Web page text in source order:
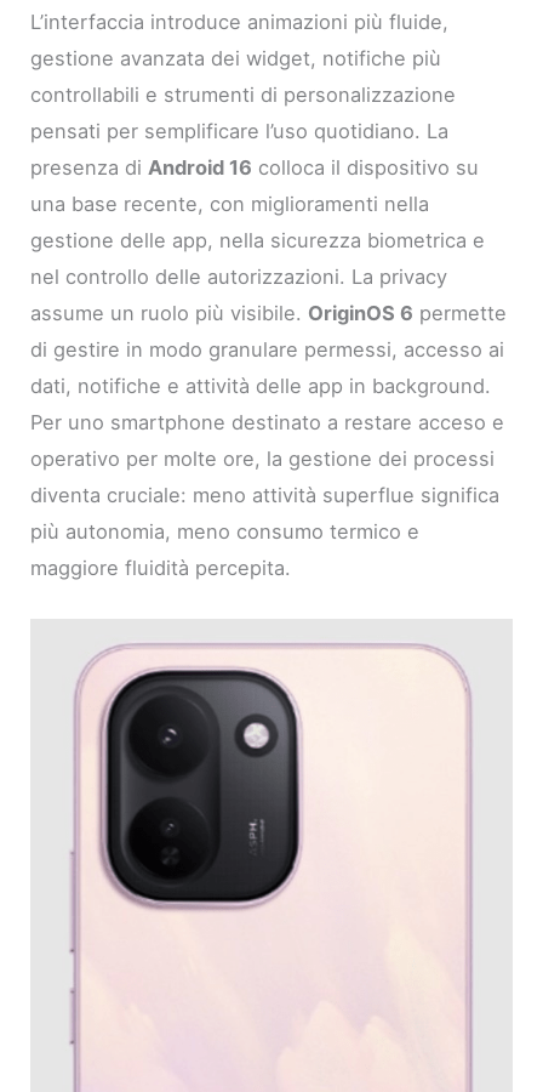
L’interfaccia introduce animazioni più fluide,
gestione avanzata dei widget, notifiche più
controllabili e strumenti di personalizzazione
pensati per semplificare l’uso quotidiano. La
presenza diAndroid 16 colloca il dispositivo su
una base recente, con miglioramenti nella
gestione delle app, nella sicurezza biometrica e
nel controllo delle autorizzazioni. La privacy
assume un ruolo più visibile. OriginOS 6 permette
di gestire in modo granulare permessi, accesso ai
dati, notifiche e attività delle app in background.
Per uno smartphone destinato a restare acceso e
operativo per molte ore, la gestione dei processi
diventa cruciale: meno attività superflue significa
più autonomia, meno consumo termico e
maggiore fluidità percepita.